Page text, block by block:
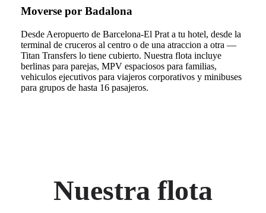
Moverse por Badalona
Desde Aeropuerto de Barcelona-El Prat a tu hotel, desde la
terminal de cruceros al centro o de una atraccion a otra —
Titan Transfers lo tiene cubierto. Nuestra flota incluye
berlinas para parejas, MPV espaciosos para familias,
vehiculos ejecutivos para viajeros corporativos y minibuses
para grupos de hasta 16 pasajeros.
Nuestra flota